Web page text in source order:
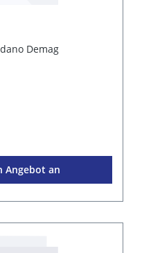
Demag
Angebot an